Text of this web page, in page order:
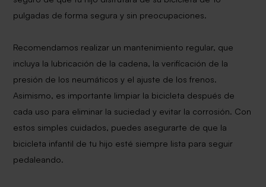
pulgadas de forma segura y sin preocupaciones.
Recomendamos realizar un mantenimiento regular, que
incluya la lubricación de la cadena, la verificación de la
presión de los neumáticos y el ajuste de los frenos.
Asimismo, es importante limpiar la bicicleta después de
cada uso para eliminar la suciedad y evitar la corrosión. Con
estos simples cuidados, puedes asegurarte de que la
bicicleta infantil de tu hijo esté siempre lista para seguir
pedaleando.